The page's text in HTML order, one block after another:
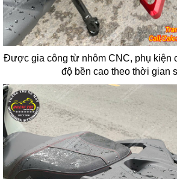
Được gia công từ nhôm CNC, phụ kiện
độ bền cao theo thời gian